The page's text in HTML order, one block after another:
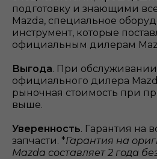
подготовку и знающими
Mazda, специальное
инструмент, которые
официальным дилерам
Выгода. При
официального дилера
рыночная стоимость при
выше.
Уверенность. Гарантия на
запчасти. *Гарантия на
Mazda составляет 2 года